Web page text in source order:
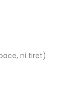
ni tiret)